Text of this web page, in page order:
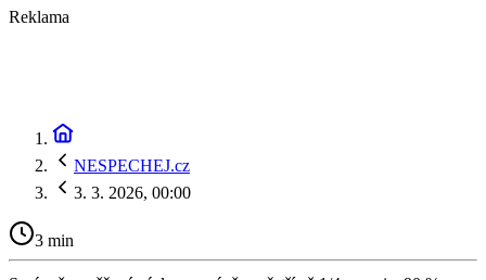
Reklama
NESPECHEJ.cz
3. 3. 2026, 00:00
3 min